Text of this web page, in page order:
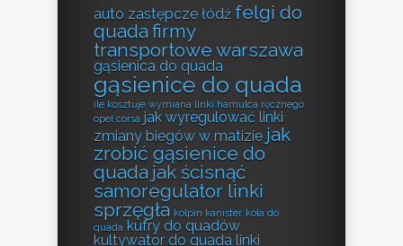
auto zastępcze łódź felgi do
quada firmy
transportowe warszawa
gąsienica do quada
gąsienice do quada
ile kosztuje wymiana linki hamulca ręcznego
opel corsa jak wyregulować linki
zmiany biegów w matizie jak
zrobić gąsienice do
quada jak ścisnąć
samoregulator linki
sprzęgła kolpin kanister koła do
quada kufry do quadów
kultywator do quada linki